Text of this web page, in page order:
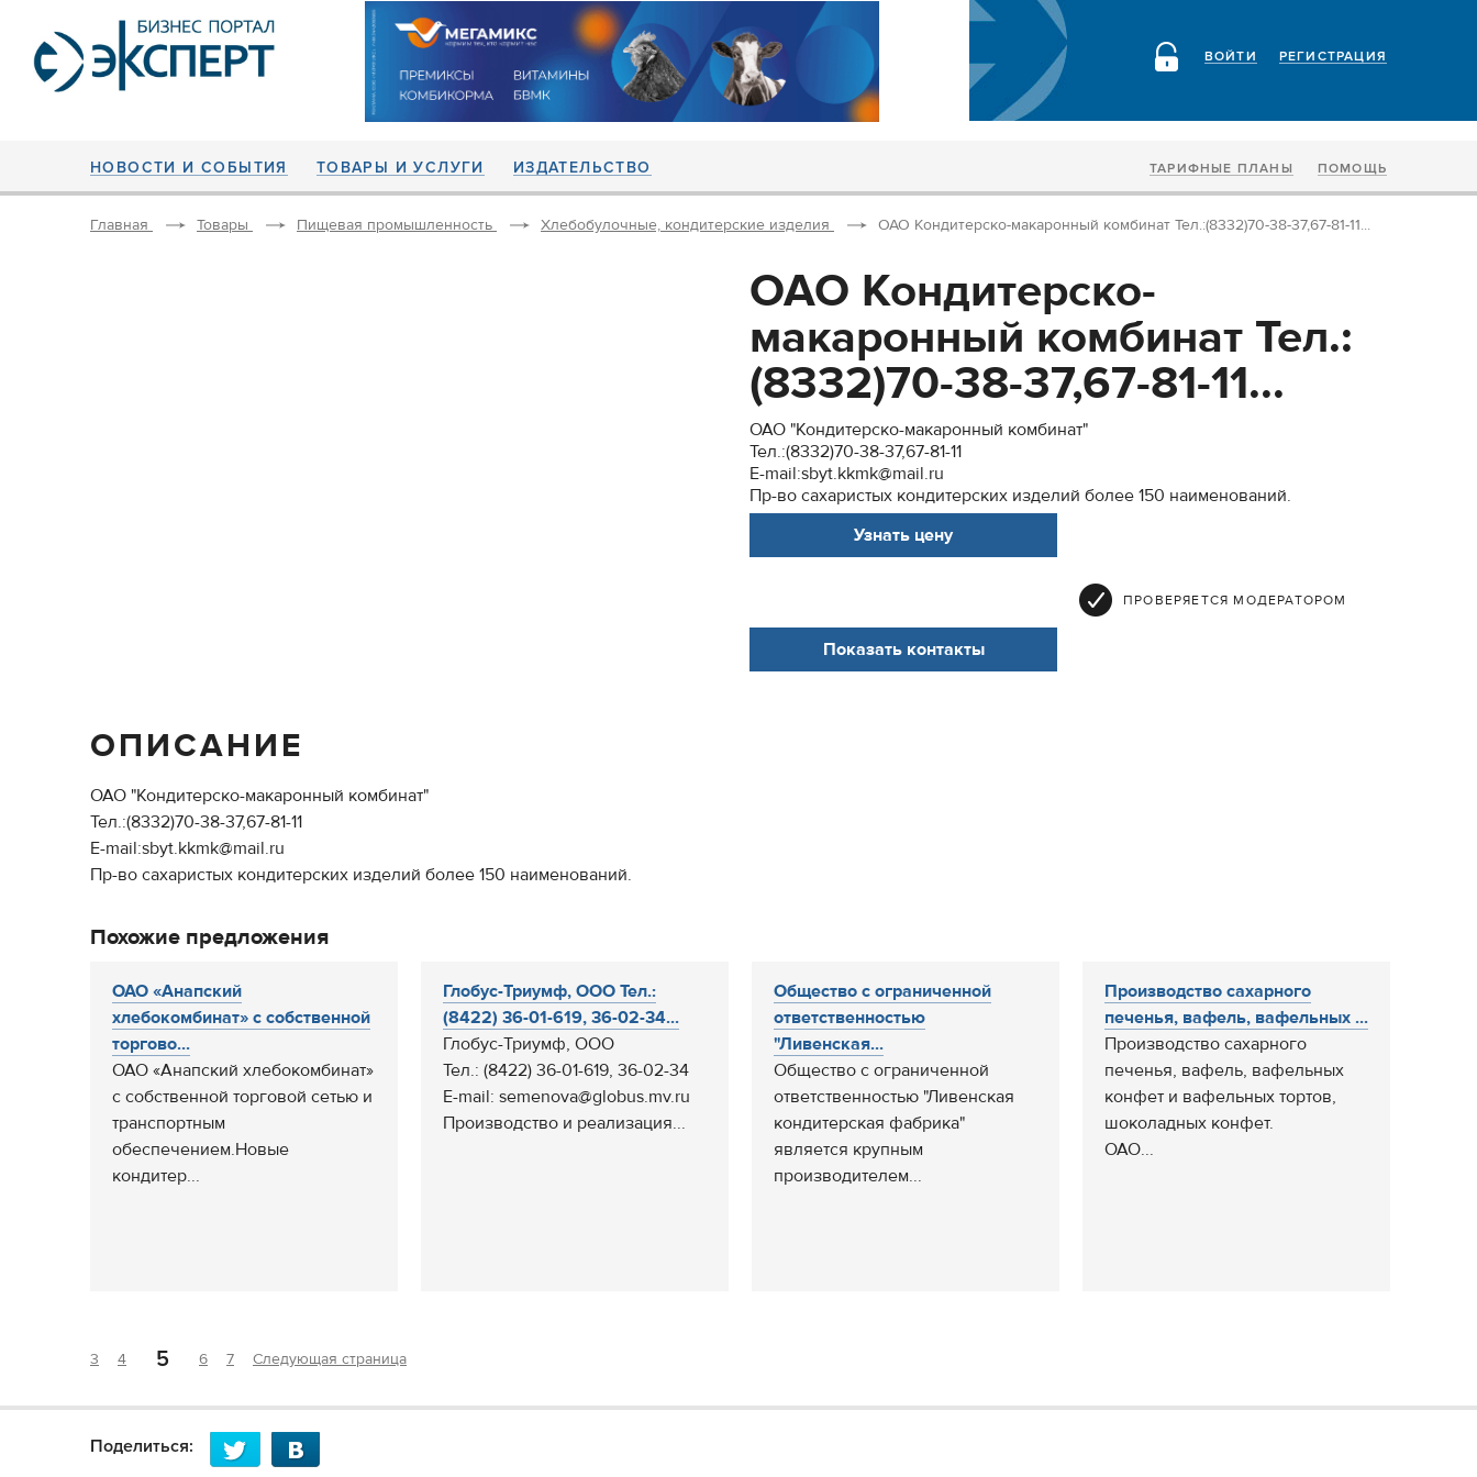
РЕГИСТРАЦИЯ
ВОЙТИ
НОВОСТИ И СОБЫТИЯ ТОВАРЫ И УСЛУГИ ИЗДАТЕЛЬСТВО ТАРИФНЫЕ ПЛАНЫ ПОМОЩЬ
Главная Товары Пищевая промышленность Хлебобулочные, кондитерские изделия ОАО Кондитерско-макаронный комбинат Тел.:(8332)70-38-37,67-81-11...
ОАО Кондитерско-
макаронный комбинат Тел.:
(8332)70-38-37,67-81-11...
ОАО "Кондитерско-макаронный комбинат"
Тел.:(8332)70-38-37,67-81-11
E-mail:sbyt.kkmk@mail.ru
Пр-во сахаристых кондитерских изделий более 150 наименований.
Узнать цену
ПРОВЕРЯЕТСЯ МОДЕРАТОРОМ
Показать контакты
ОПИСАНИЕ
ОАО "Кондитерско-макаронный комбинат"
Тел.:(8332)70-38-37,67-81-11
E-mail:sbyt.kkmk@mail.ru
Пр-во сахаристых кондитерских изделий более 150 наименований.
Похожие предложения
ОАО «Анапский
хлебокомбинат» с собственной
торгово...
ОАО «Анапский хлебокомбинат»
с собственной торговой сетью и
транспортным
обеспечением.Новые
кондитер...
Глобус-Триумф, ООО Тел.:
(8422) 36-01-619, 36-02-34...
Глобус-Триумф, ООО
Тел.: (8422) 36-01-619, 36-02-34
E-mail: semenova@globus.mv.ru
Производство и реализация...
Общество с ограниченной
ответственностью
"Ливенская...
Общество с ограниченной
ответственностью "Ливенская
кондитерская фабрика"
является крупным
производителем...
Производство сахарного
печенья, вафель, вафельных ...
Производство сахарного
печенья, вафель, вафельных
конфет и вафельных тортов,
шоколадных конфет.
ОАО...
3 4 5 6 7 Следующая страница
Поделиться: